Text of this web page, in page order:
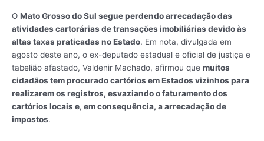
O Mato Grosso do Sul segue perdendo arrecadação das
atividades cartorárias de transações imobiliárias devido às
altas taxas praticadas no Estado. Em nota, divulgada em
agosto deste ano, o ex-deputado estadual e oficial de justiça e
tabelião afastado, Valdenir Machado, afirmou que muitos
cidadãos tem procurado cartórios em Estados vizinhos para
realizarem os registros, esvaziando o faturamento dos
cartórios locais e, em consequência, a arrecadação de
impostos.